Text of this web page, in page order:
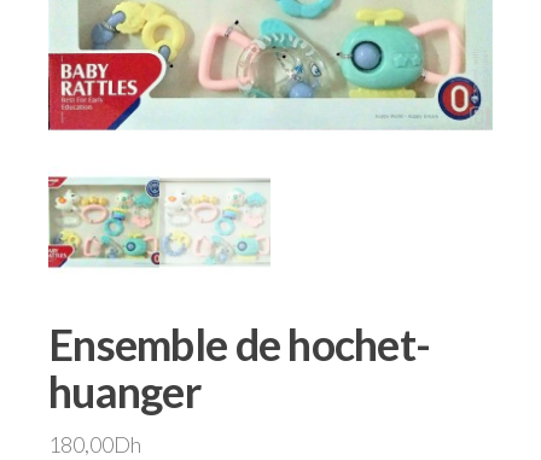
Ensemble de hochet-
huanger
180,00Dh